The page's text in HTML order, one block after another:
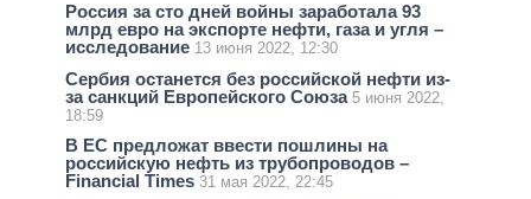
Россия за сто дней войны заработала 93
млрд евро на экспорте нефти, газа и угля –
исследование 13 июня 2022, 12:30
Сербия останется без российской нефти из-
за санкций Европейского Союза 5 июня 2022,
18:59
В ЕС предложат ввести пошлины на
российскую нефть из трубопроводов –
Financial Times 31 мая 2022, 22:45